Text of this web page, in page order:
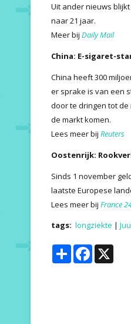
Uit ander nieuws
naar 21 jaar.
Meer bij Daily Mail
China: E-sigaret-
China heeft 300
er sprake is van een
door te dringen tot de
de markt komen.
Lees meer bij Reuters
Oostenrijk:
Sinds 1 november
laatste Europese
Lees meer bij France
tags: longziekte |
Share Facebook